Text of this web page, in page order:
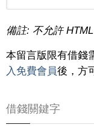
備註: 不允許
本留言版限有借錢
入免費會員後，方
借錢關鍵字